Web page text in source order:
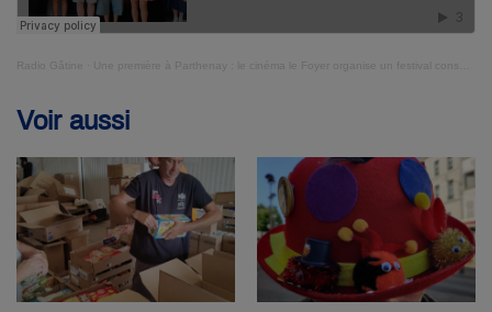
Radio Gâtine Une première à Parthenay : le cinéma le Foyer organise un festival consacré au cinéma queer et aux représentations LGBTQIA+
Voir aussi